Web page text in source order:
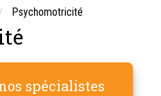
Psychomotricité
spécialistes